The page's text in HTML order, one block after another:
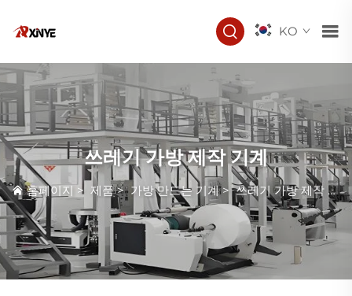
KO
쓰레기 가방 제작 기계
홈페이지 > 제품>가방 만드는 기계>쓰레기 가방 제작 기계